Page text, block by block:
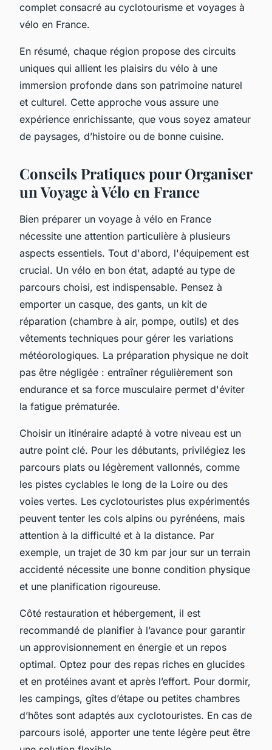
complet consacré au cyclotourisme et voyages à
vélo en France.
En résumé, chaque région propose des circuits
uniques qui allient les plaisirs du vélo à une
immersion profonde dans son patrimoine naturel
et culturel. Cette approche vous assure une
expérience enrichissante, que vous soyez amateur
de paysages, d’histoire ou de bonne cuisine.
Conseils Pratiques pour Organiser
un Voyage à Vélo en France
Bien préparer un voyage à vélo en France
nécessite une attention particulière à plusieurs
aspects essentiels. Tout d'abord, l'équipement est
crucial. Un vélo en bon état, adapté au type de
parcours choisi, est indispensable. Pensez à
emporter un casque, des gants, un kit de
réparation (chambre à air, pompe, outils) et des
vêtements techniques pour gérer les variations
météorologiques. La préparation physique ne doit
pas être négligée : entraîner régulièrement son
endurance et sa force musculaire permet d'éviter
la fatigue prématurée.
Choisir un itinéraire adapté à votre niveau est un
autre point clé. Pour les débutants, privilégiez les
parcours plats ou légèrement vallonnés, comme
les pistes cyclables le long de la Loire ou des
voies vertes. Les cyclotouristes plus expérimentés
peuvent tenter les cols alpins ou pyrénéens, mais
attention à la difficulté et à la distance. Par
exemple, un trajet de 30 km par jour sur un terrain
accidenté nécessite une bonne condition physique
et une planification rigoureuse.
Côté restauration et hébergement, il est
recommandé de planifier à l’avance pour garantir
un approvisionnement en énergie et un repos
optimal. Optez pour des repas riches en glucides
et en protéines avant et après l’effort. Pour dormir,
les campings, gîtes d’étape ou petites chambres
d’hôtes sont adaptés aux cyclotouristes. En cas de
parcours isolé, apporter une tente légère peut être